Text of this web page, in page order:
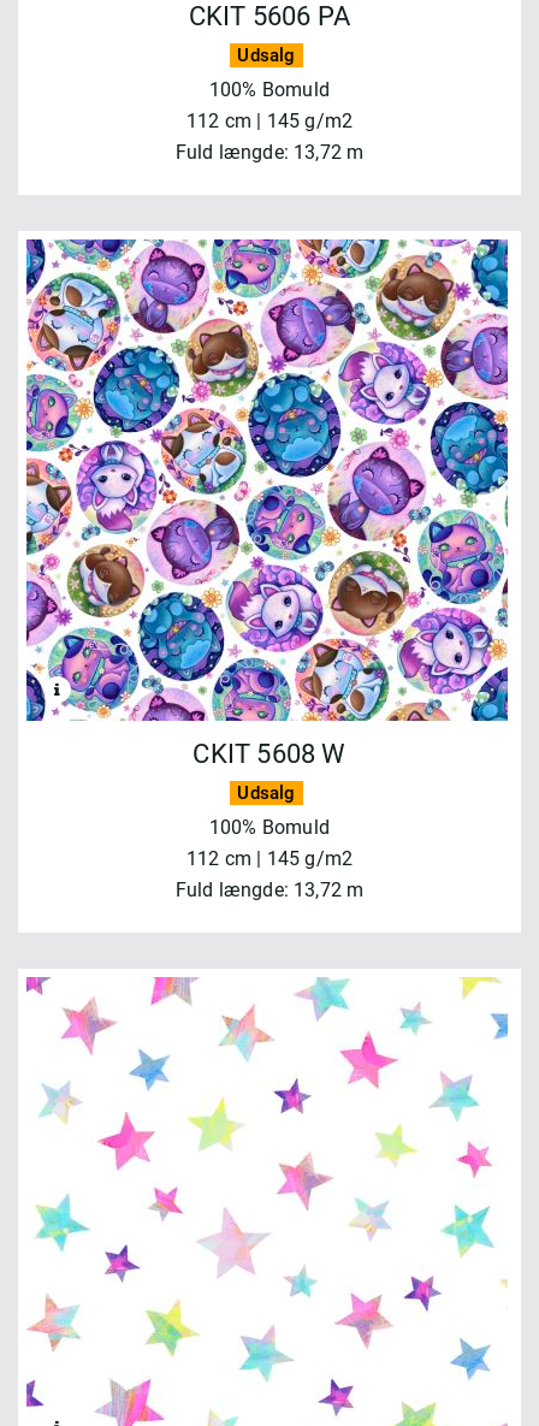
CKIT 5606 PA
Udsalg
100% Bomuld
112 cm | 145 g/m2
Fuld længde: 13,72 m
CKIT 5608 W
Udsalg
100% Bomuld
112 cm | 145 g/m2
Fuld længde: 13,72 m